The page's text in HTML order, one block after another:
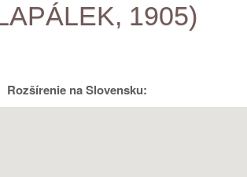
1905)
Rozšírenie na Slovensku: